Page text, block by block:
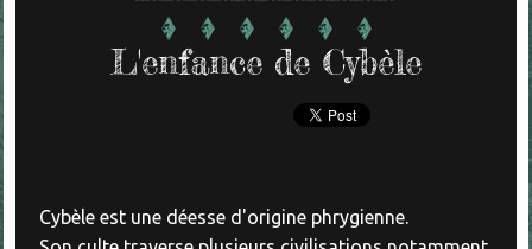
L'enfance de Cybèle
Cybèle est une déesse d'origine phrygienne.